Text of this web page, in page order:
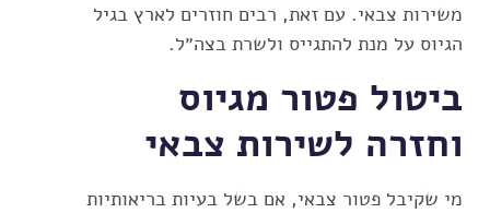
משירות צבאי. עם זאת, רבים חוזרים לארץ בגיל
הגיוס על מנת להתגייס ולשרת בצה״ל.
ביטול פטור מגיוס
וחזרה לשירות צבאי
מי שקיבל פטור צבאי, אם בשל בעיות בריאותיות